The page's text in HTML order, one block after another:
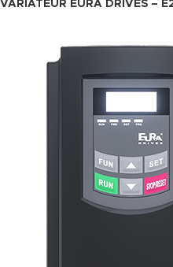
VARIATEUR EURA DRIVES –